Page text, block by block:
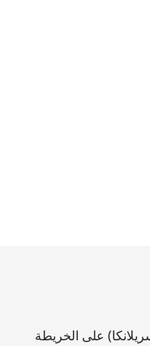
على الخريطة